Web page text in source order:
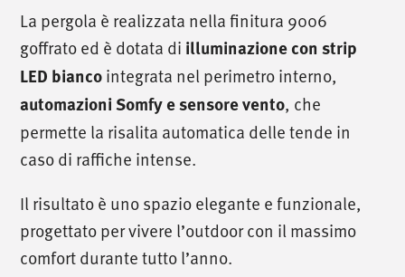
La pergola è realizzata nella finitura 9006
goffrato ed è dotata di illuminazione con strip
LED biancointegrata nel perimetro interno,
automazioni Somfy e sensore vento, che
permette la risalita automatica delle tende in
caso di raffiche intense.
Il risultato è uno spazio elegante e funzionale,
progettato per vivere l’outdoor con il massimo
comfort durante tutto l’anno.